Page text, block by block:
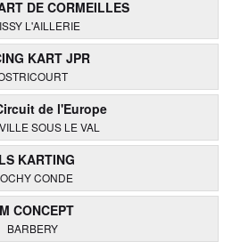
DE CORMEILLES
L'AILLERIE
KART JPR
de l'Europe
SOUS LE VAL
KARTING
CONDE
CONCEPT
BARBERY